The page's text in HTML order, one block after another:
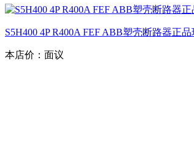
S5H400 4P R400A FEF ABB塑壳断路器正
本店价： 面议